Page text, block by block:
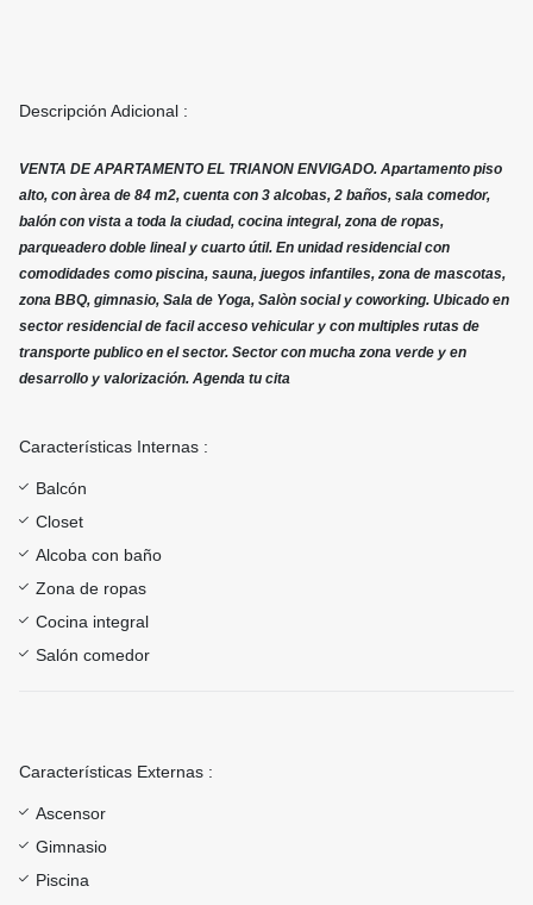
Descripción Adicional :
VENTA DE APARTAMENTO EL TRIANON ENVIGADO. Apartamento piso
alto, con àrea de 84 m2, cuenta con 3 alcobas, 2 baños, sala comedor,
balón con vista a toda la ciudad, cocina integral, zona de ropas,
parqueadero doble lineal y cuarto útil. En unidad residencial con
comodidades como piscina, sauna, juegos infantiles, zona de mascotas,
zona BBQ, gimnasio, Sala de Yoga, Salòn social y coworking. Ubicado en
sector residencial de facil acceso vehicular y con multiples rutas de
transporte publico en el sector. Sector con mucha zona verde y en
desarrollo y valorización. Agenda tu cita
Características Internas :
Balcón
Closet
Alcoba con baño
Zona de ropas
Cocina integral
Salón comedor
Características Externas :
Ascensor
Gimnasio
Piscina